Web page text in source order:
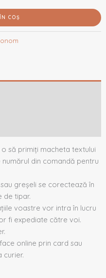
COȘ
să primiți macheta textului
din comandă pentru
greșeli se corectează în
de tipar.
voastre vor intra în lucru
fi expediate către voi.
online prin card sau
curier.